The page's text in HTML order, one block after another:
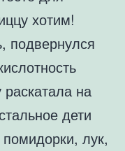
хотим!
подвернулся
на
дети
лук,